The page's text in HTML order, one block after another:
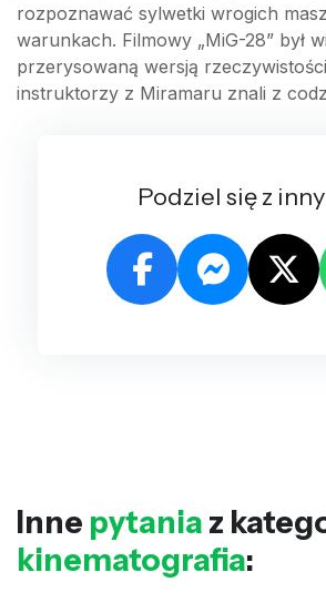
rozpoznawać sylwetki wrogich
warunkach. Filmowy „MiG-28” był
przerysowaną wersją
instruktorzy z Miramaru znali z
Podziel się z
Inne pytania z
kinematografia: